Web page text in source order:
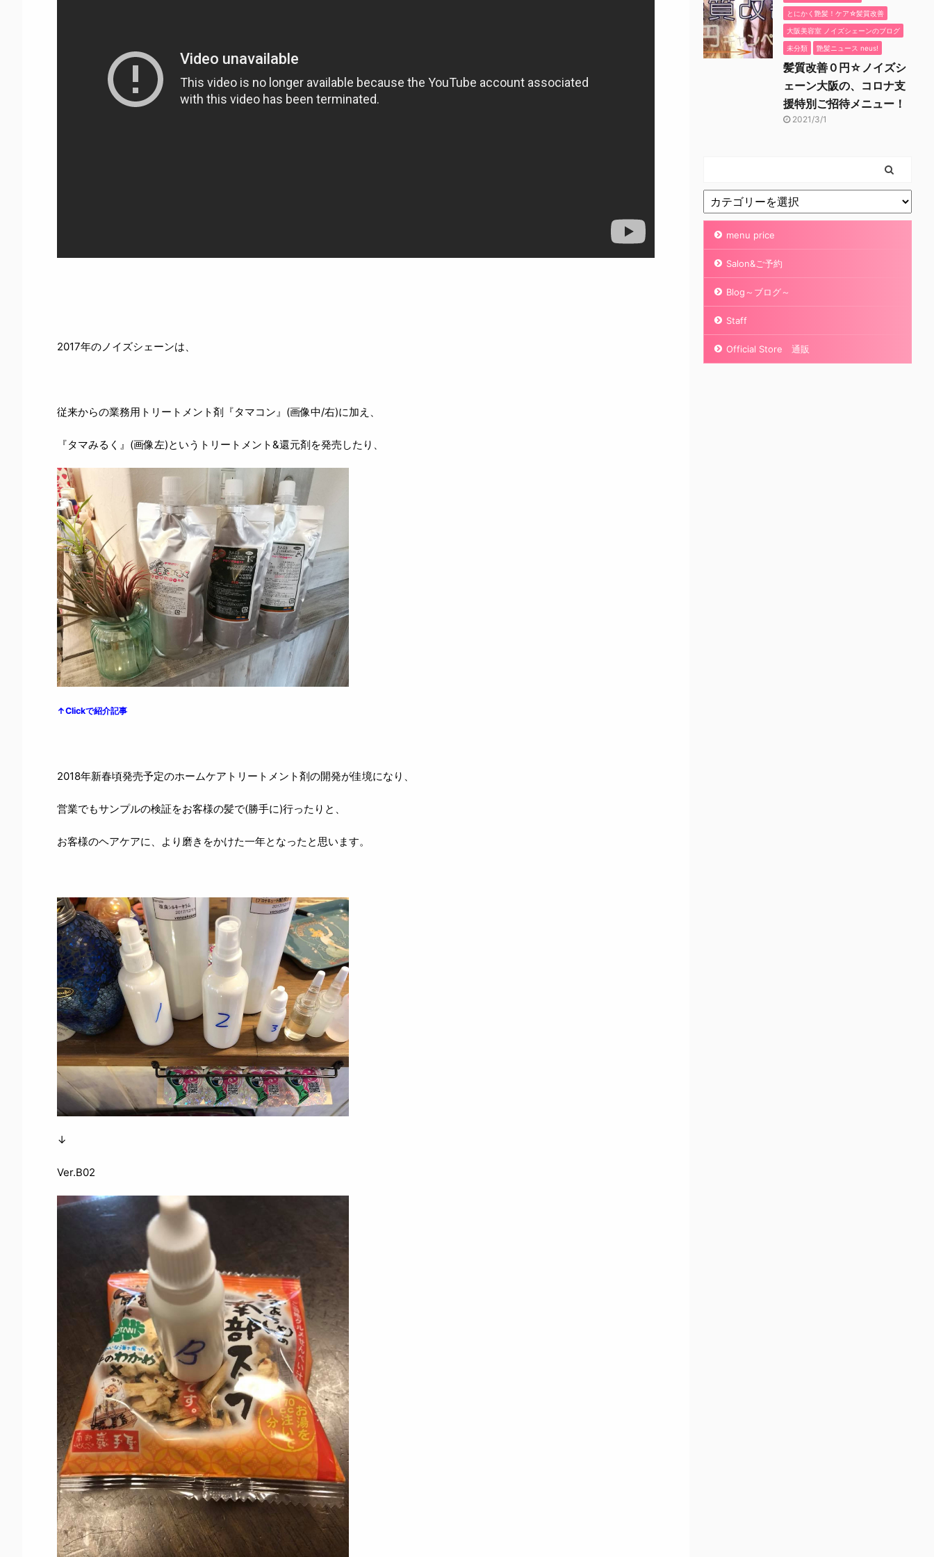
2017年のノイズシェーンは、
従来からの業務用トリートメント剤『タマコン』(画像中/右)に加え、
『タマみるく』(画像左)というトリートメント&還元剤を発売したり、
↑Clickで紹介記事
2018年新春頃発売予定のホームケアトリートメント剤の開発が佳境になり、
営業でもサンプルの検証をお客様の髪で(勝手に)行ったりと、
お客様のヘアケアに、より磨きをかけた一年となったと思います。
↓
Ver.B02
とにかく艶髪！ケア☆髪質改善
大阪美容室 ノイズシェーンのブログ
未分類 艶髪ニュース neus!
髪質改善０円☆ノイズシ
ェーン大阪の、コロナ支
援特別ご招待メニュー！
2021/3/1
menu price
Salon&ご予約
Blog～ブログ～
Staff
Official Store 通販